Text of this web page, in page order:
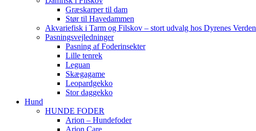
Græskarper til dam
Stør til Havedammen
Akvariefisk i Tarm og Filskov – stort udvalg hos Dyrenes Verden
Pasningsvejledninger
Pasning af Foderinsekter
Lille tenrek
Leguan
Skægagame
Leopardgekko
Stor daggekko
Hund
HUNDE FODER
Arion – Hundefoder
Arion Care